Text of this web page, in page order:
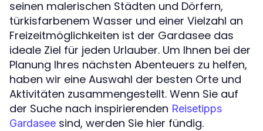
seinen malerischen Städten und Dörfern,
türkisfarbenem Wasser und einer Vielzahl an
Freizeitmöglichkeiten ist der Gardasee das
ideale Ziel für jeden Urlauber. Um Ihnen bei der
Planung Ihres nächsten Abenteuers zu helfen,
haben wir eine Auswahl der besten Orte und
Aktivitäten zusammengestellt. Wenn Sie auf
der Suche nach inspirierenden Reisetipps
Gardasee sind, werden Sie hier fündig.